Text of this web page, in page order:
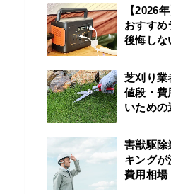
【2026
おすす
後悔しな
芝刈り
値段・費
いための
害獣駆除
キング
費用相場